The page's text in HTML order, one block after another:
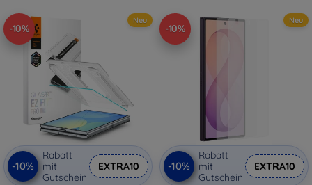
-10%
Neu
-10%
Rabatt
mit
Gutschein
EXTRA10
-10%
Neu
-10%
Rabatt
mit
Gutschein
EXTRA10